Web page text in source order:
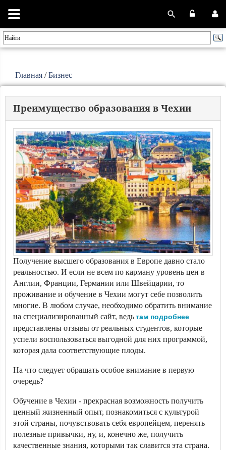
Главная /Бизнес
Преимущество образования в Чехии
Получение высшего образования в Европе давно стало
реальностью. И если не всем по карману уровень цен в
Англии, Франции, Германии или Швейцарии, то
проживание и обучение в Чехии могут себе позволить
многие. В любом случае, необходимо обратить внимание
на специализированный сайт, ведьтам подробнее
представлены отзывы от реальных студентов, которые
успели воспользоваться выгодной для них программой,
которая дала соответствующие плоды.
На что следует обращать особое внимание в первую
очередь?
Обучение в Чехии - прекрасная возможность получить
ценный жизненный опыт, познакомиться с культурой
этой страны, почувствовать себя европейцем, перенять
полезные привычки, ну, и, конечно же, получить
качественные знания, которыми так славится эта страна.